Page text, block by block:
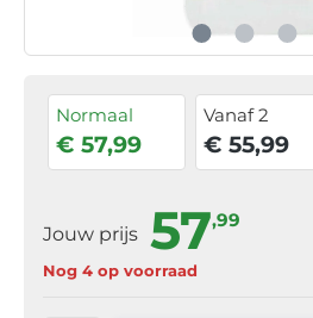
Normaal
€ 57,99
Vanaf 2
€ 55,99
Jouw prijs 57,99
Nog 4 op voorraad